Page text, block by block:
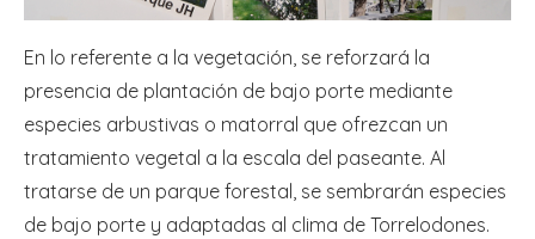
En lo referente a la vegetación, se reforzará la
presencia de plantación de bajo porte mediante
especies arbustivas o matorral que ofrezcan un
tratamiento vegetal a la escala del paseante. Al
tratarse de un parque forestal, se sembrarán especies
de bajo porte y adaptadas al clima de Torrelodones.